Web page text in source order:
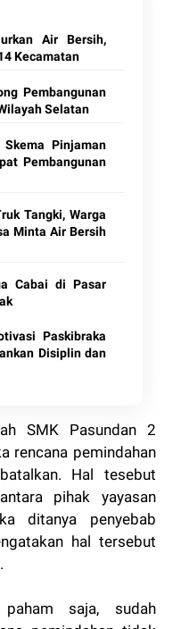
Air Bersih,
Kecamatan
Pembangunan
Selatan
Pinjaman
Pembangunan
Tangki, Warga
Minta Air Bersih
Cabai di Pasar
Paskibraka
Disiplin dan
SMK Pasundan 2
rencana pemindahan
Hal tesebut
pihak yayasan
ditanya penyebab
hal tersebut
saja, sudah